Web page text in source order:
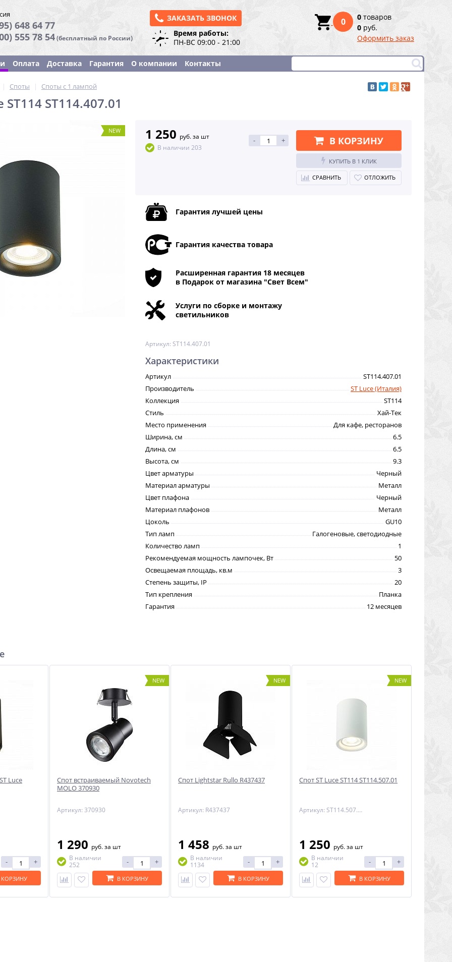
648 64 77
555 78 54(бесплатный по России)
ЗАКАЗАТЬ ЗВОНОК
Время работы:
ПН-ВС 09:00 - 21:00
0 0 товаров
0 руб.
Оформить заказ
Оплата Доставка Гарантия О компании Контакты
NEW
-51%
| Споты | Споты с 1 лампой
ST114 ST114.407.01
NEW 1 250 руб. за шт
В наличии 203
- + В КОРЗИНУ
КУПИТЬ В 1 КЛИК
СРАВНИТЬ ОТЛОЖИТЬ
Гарантия лучшей цены
Гарантия качества товара
Расширенная гарантия 18 месяцев
в Подарок от магазина "Свет Всем"
Услуги по сборке и монтажу
светильников
Артикул: ST114.407.01
Характеристики
Артикул
ST114.407.01
Производитель
ST Luce (Италия)
Коллекция
ST114
Стиль
Хай-Тек
Место применения
Для кафе, ресторанов
Ширина, см
6.5
Длина, см
6.5
Высота, см
9.3
Цвет арматуры
Черный
Материал арматуры
Металл
Цвет плафона
Черный
Материал плафонов
Металл
Цоколь
GU10
Тип ламп
Галогеновые, светодиодные
Количество ламп
1
Рекомендуемая мощность лампочек, Вт
50
Освещаемая площадь, кв.м
3
Степень защиты, IP
20
Тип крепления
Планка
Гарантия
12 месяцев
Luce
- +
КОРЗИНУ
NEW
Спот встраиваемый Novotech
MOLO 370930
Артикул: 370930
1 290 руб.за шт
В наличии
252
- +
В КОРЗИНУ
NEW
Спот Lightstar Rullo R437437
Артикул: R437437
1 458 руб.за шт
В наличии
1134
- +
В КОРЗИНУ
NEW
Спот ST Luce ST114 ST114.507.01
Артикул: ST114.507.01
1 250 руб.за шт
В наличии
12
- +
В КОРЗИНУ